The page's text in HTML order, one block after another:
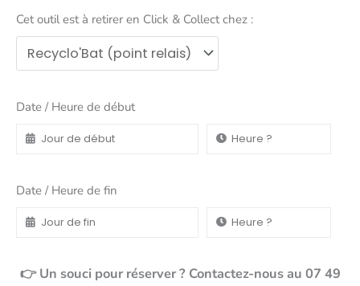
Cet outil est à retirer en Click & Collect chez :
Date / Heure de début
Date / Heure de fin
👉 Un souci pour réserver ? Contactez-nous au 07 49